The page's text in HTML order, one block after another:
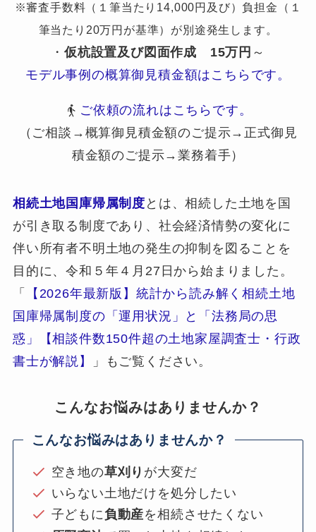
※審査手数料（１筆当たり14,000円及び）負担金（１
筆当たり20万円が基準）が別途発生します。
・ 仮杭設置及び図面作成 15万円 ～
モデル事例の概算御見積金額はこちらです。
ご依頼の流れはこちらです。
（ご相談→概算御見積金額のご提示→正式御見
積金額のご提示→業務着手）
相続土地国庫帰属制度 とは、相続した土地を国
が引き取る制度であり、社会経済情勢の変化に
伴い所有者不明土地の発生の抑制を図ることを
目的に、令和５年４月27日から始まりました。
「
【2026年最新版】統計から読み解く相続土地
国庫帰属制度の「運用状況」と「法務局の思
惑」【相談件数150件超の土地家屋調査士・行政
書士が解説】
」もご覧ください。
こんなお悩みはありませんか？
こんなお悩みはありませんか？
空き地の草刈り が大変だ
いらない土地だけを処分したい
子どもに負動産を相続させたくない